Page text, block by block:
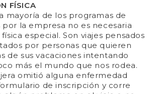
FÍSICA
mayoría de los programas de
por la empresa no es necesaria
especial. Son viajes pensados
por personas que quieren
de sus vacaciones intentando
más el mundo que nos rodea.
omitió alguna enfermedad
de inscripción y corre